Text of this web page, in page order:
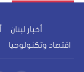
أخبار لبنان
اقتصاد وتكنولوجيا